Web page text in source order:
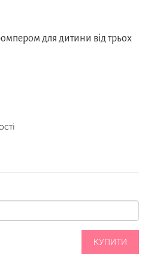
для дитини від трьох
КУПИТИ